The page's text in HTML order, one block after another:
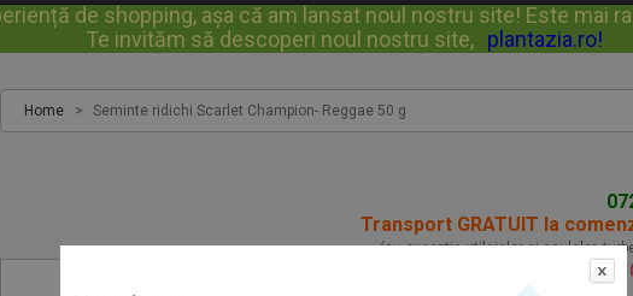
de shopping, așa că am lansat noul nostru site! Este mai
Te invităm să descoperi noul nostru site, plantazia.ro!
Home > Seminte ridichi Scarlet Champion- Reggae 50 g
Transport GRATUIT la
(cu exceptia utilajelor si sculelor,
Seminte ridichi